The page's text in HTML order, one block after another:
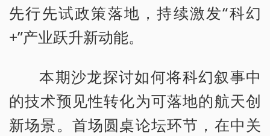
先行先试政策落地，持续激发“科幻
+”产业跃升新动能。
本期沙龙探讨如何将科幻叙事中
的技术预见性转化为可落地的航天创
新场景。首场圆桌论坛环节，在中关